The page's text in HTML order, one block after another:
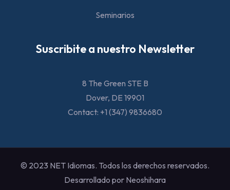
Seminarios
Suscribite a nuestro Newsletter
8 The Green STE B
Dover, DE 19901
Contact: +1 (347) 9836680
© 2023 NET Idiomas. Todos los derechos reservados.
Desarrollado por Neoshihara